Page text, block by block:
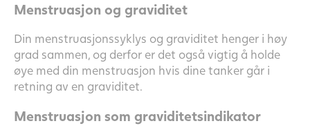
Menstruasjon og graviditet
Din menstruasjonssyklys og graviditet henger i høy
grad sammen, og derfor er det også vigtig å holde
øye med din menstruasjon hvis dine tanker går i
retning av en graviditet.
Menstruasjon som graviditetsindikator